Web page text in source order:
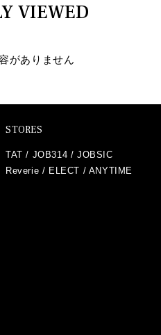
VIEWED
がありません
STORES
TAT / JOB314 /JOBSIC
Reverie / ELECT / ANYTIME